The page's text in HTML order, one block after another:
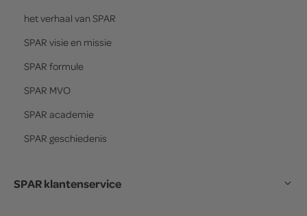
het verhaal van SPAR
SPAR visie en missie
SPAR formule
SPAR MVO
SPAR academie
SPAR geschiedenis
SPAR klantenservice